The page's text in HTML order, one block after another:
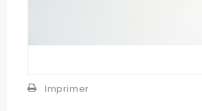
Imprimer